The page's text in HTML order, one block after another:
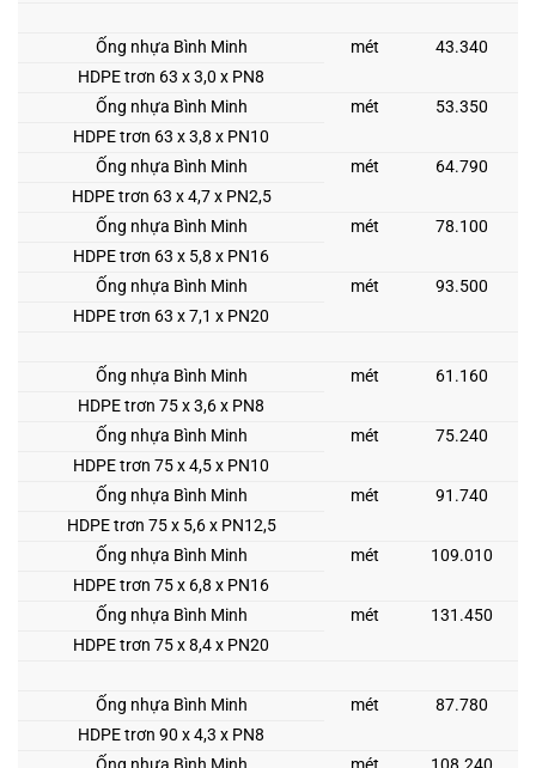
Ống nhựa Bình Minh mét
43.340
HDPE trơn 63 x 3,0 x PN8
Ống nhựa Bình Minh
mét
53.350
HDPE trơn 63 x 3,8 x PN10
Ống nhựa Bình Minh
mét
64.790
HDPE trơn 63 x 4,7 x PN2,5
Ống nhựa Bình Minh
mét
78.100
HDPE trơn 63 x 5,8 x PN16
Ống nhựa Bình Minh
mét
93.500
HDPE trơn 63 x 7,1 x PN20
Ống nhựa Bình Minh mét
61.160
HDPE trơn 75 x 3,6 x PN8
Ống nhựa Bình Minh
mét
75.240
HDPE trơn 75 x 4,5 x PN10
Ống nhựa Bình Minh
mét
91.740
HDPE trơn 75 x 5,6 x PN12,5
Ống nhựa Bình Minh
mét
109.010
HDPE trơn 75 x 6,8 x PN16
Ống nhựa Bình Minh
mét
131.450
HDPE trơn 75 x 8,4 x PN20
Ống nhựa Bình Minh mét
87.780
HDPE trơn 90 x 4,3 x PN8